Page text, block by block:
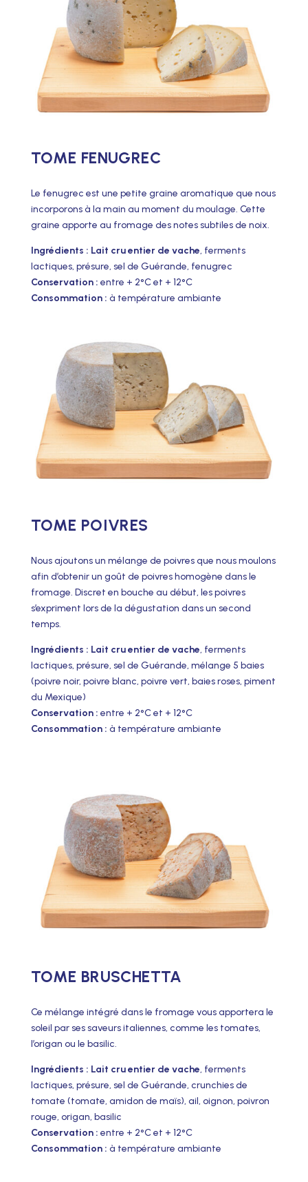
TOME FENUGREC
Le fenugrec est une petite graine aromatique que nous
incorporons à la main au moment du moulage. Cette
graine apporte au fromage des notes subtiles de noix.
Ingrédients : Lait cru entier de vache, ferments
lactiques, présure, sel de Guérande, fenugrec
Conservation : entre + 2°C et + 12°C
Consommation : à température ambiante
TOME POIVRES
Nous ajoutons un mélange de poivres que nous moulons
afin d’obtenir un goût de poivres homogène dans le
fromage. Discret en bouche au début, les poivres
s’expriment lors de la dégustation dans un second
temps.
Ingrédients : Lait cru entier de vache, ferments
lactiques, présure, sel de Guérande, mélange 5 baies
(poivre noir, poivre blanc, poivre vert, baies roses, piment
du Mexique)
Conservation : entre + 2°C et + 12°C
Consommation : à température ambiante
TOME BRUSCHETTA
Ce mélange intégré dans le fromage vous apportera le
soleil par ses saveurs italiennes, comme les tomates,
l’origan ou le basilic.
Ingrédients : Lait cru entier de vache, ferments
lactiques, présure, sel de Guérande, crunchies de
tomate (tomate, amidon de maïs), ail, oignon, poivron
rouge, origan, basilic
Conservation : entre + 2°C et + 12°C
Consommation : à température ambiante